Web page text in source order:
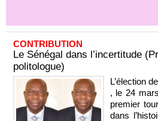
CONTRIBUTION
Le Sénégal dans l’incertitude
politologue)
L’élection
, le 24
premier
dans